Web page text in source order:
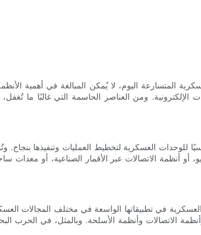
المتسارعة اليوم، لا يُمكن المبالغة في أهمية
الإلكترونية. ومن العناصر الحاسمة التي غالبًا ما
للوحدات العسكرية لتخطيط العمليات وتنفيذها بنجاح.
أو أنظمة الاتصالات عبر الأقمار الصناعية، أو
في تطبيقاتها الواسعة في مختلف المجالات
الاتصالات وأنظمة الأسلحة. وبالمثل، في الحرب